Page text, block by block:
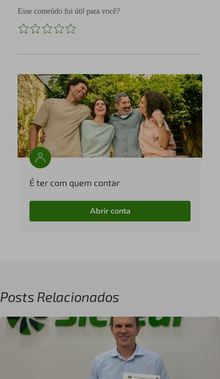
Esse conteúdo foi útil para você?
É ter com quem contar
Abrir conta
Posts Relacionados